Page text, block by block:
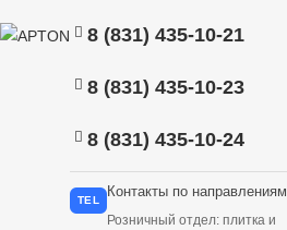
8 (831) 435-10-21
8 (831) 435-10-23
8 (831) 435-10-24
TEL
Контакты по направлениям
Розничный отдел: плитка и